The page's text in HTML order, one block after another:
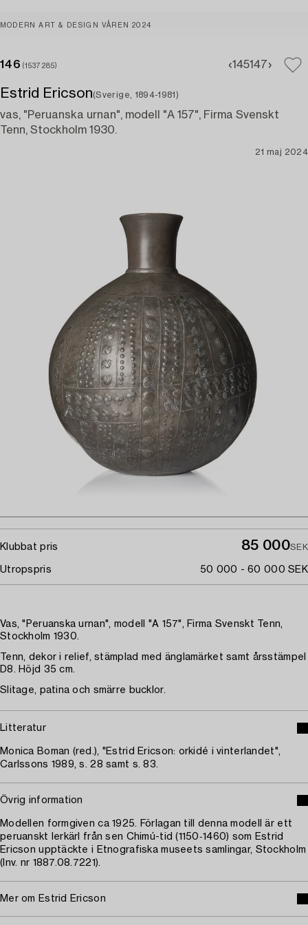
MODERN ART & DESIGN VÅREN 2024
146 (1537285) 145147
Estrid Ericson(Sverige, 1894-1981)
vas, "Peruanska urnan", modell "A 157", Firma Svenskt
Tenn, Stockholm 1930.
21 maj 2024
Klubbat pris 85 000SEK
Utropspris 50 000 - 60 000 SEK
Vas, "Peruanska urnan", modell "A 157", Firma Svenskt Tenn,
Stockholm 1930.
Tenn, dekor i relief, stämplad med änglamärket samt årsstämpel
D8. Höjd 35 cm.
Slitage, patina och smärre bucklor.
Litteratur
Monica Boman (red.), "Estrid Ericson: orkidé i vinterlandet",
Carlssons 1989, s. 28 samt s. 83.
Övrig information
Modellen formgiven ca 1925. Förlagan till denna modell är ett
peruanskt lerkärl från sen Chimú-tid (1150‑1460) som Estrid
Ericson upptäckte i Etnografiska museets samlingar, Stockholm
(Inv. nr 1887.08.7221).
Mer om Estrid Ericson